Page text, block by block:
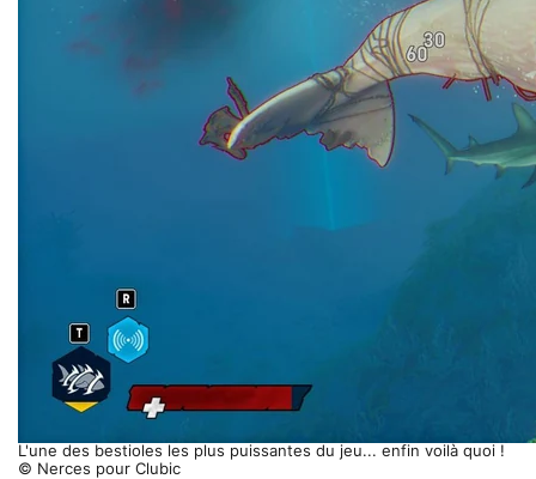
L'une des bestioles les plus puissantes du jeu... enfin voilà quoi !
© Nerces pour Clubic